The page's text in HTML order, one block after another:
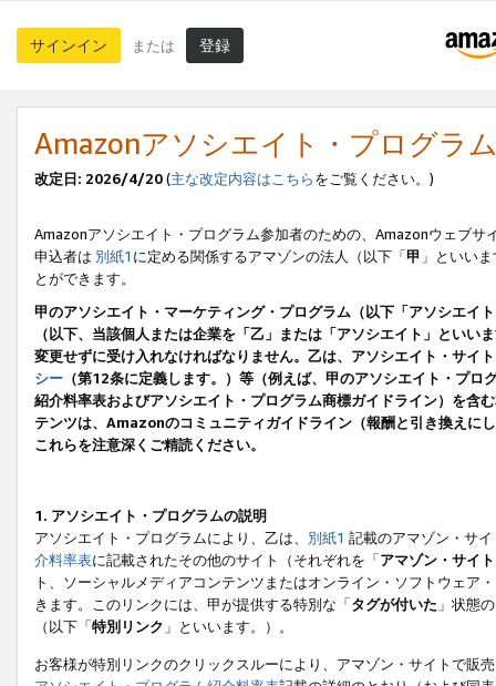
サインイン または 登録
Amazonアソシエイト・プログラ
改定日: 2026/4/20(主な改定内容はこちらをご覧ください。)
Amazonアソシエイト・プログラム参加者のための、Amazonウェブサ
申込者は 別紙1 に定める関係するアマゾンの法人（以下「甲 」といい
とができます。
甲のアソシエイト・マーケティング・プログラム（以下「アソシエイ
（以下、当該個人または企業を「乙」または「アソシエイト」とい
変更せずに受け入れなければなりません。乙は、アソシエイト・サイ
シー （第12条に定義します。）等（例えば、甲のアソシエイト・プ
紹介料率表およびアソシエイト・プログラム商標ガイドライン）を
テンツは、Amazonのコミュニティガイドライン（報酬と引き換えに
これらを注意深くご精読ください。
1. アソシエイト・プログラムの説明
アソシエイト・プログラムにより、乙は、 別紙1 記載のアマゾン・サ
介料率表に記載されたその他のサイト（それぞれを「アマゾン・サイト
ト、ソーシャルメディアコンテンツまたはオンライン・ソフトウェア
きます。このリンクには、甲が提供する特別な「タグが付いた 」状態
（以下「特別リンク 」といいます。）。
お客様が特別リンクのクリックスルーにより、アマゾン・サイトで販